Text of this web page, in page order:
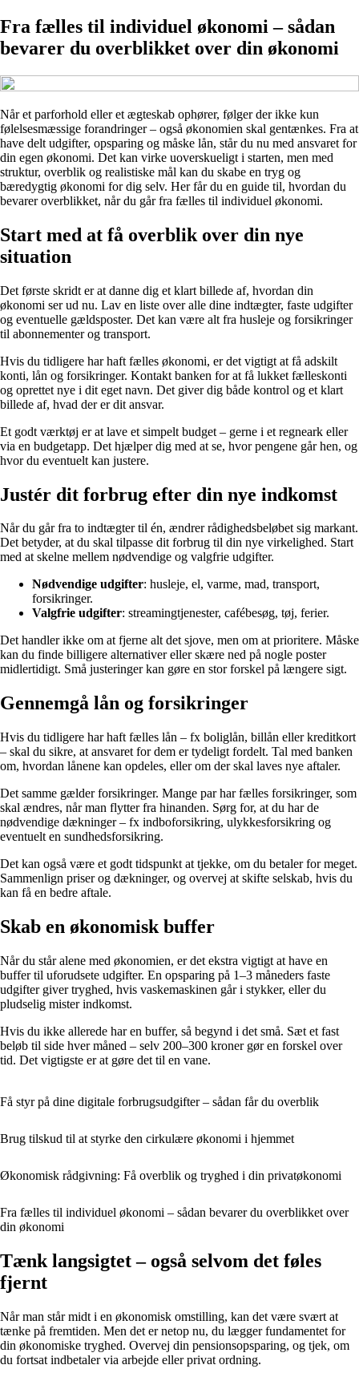
Fra fælles til individuel økonomi – sådan
bevarer du overblikket over din økonomi
Når et parforhold eller et ægteskab ophører, følger der ikke kun
følelsesmæssige forandringer – også økonomien skal gentænkes. Fra at
have delt udgifter, opsparing og måske lån, står du nu med ansvaret for
din egen økonomi. Det kan virke uoverskueligt i starten, men med
struktur, overblik og realistiske mål kan du skabe en tryg og
bæredygtig økonomi for dig selv. Her får du en guide til, hvordan du
bevarer overblikket, når du går fra fælles til individuel økonomi.
Start med at få overblik over din nye
situation
Det første skridt er at danne dig et klart billede af, hvordan din
økonomi ser ud nu. Lav en liste over alle dine indtægter, faste udgifter
og eventuelle gældsposter. Det kan være alt fra husleje og forsikringer
til abonnementer og transport.
Hvis du tidligere har haft fælles økonomi, er det vigtigt at få adskilt
konti, lån og forsikringer. Kontakt banken for at få lukket fælleskonti
og oprettet nye i dit eget navn. Det giver dig både kontrol og et klart
billede af, hvad der er dit ansvar.
Et godt værktøj er at lave et simpelt budget – gerne i et regneark eller
via en budgetapp. Det hjælper dig med at se, hvor pengene går hen, og
hvor du eventuelt kan justere.
Justér dit forbrug efter din nye indkomst
Når du går fra to indtægter til én, ændrer rådighedsbeløbet sig markant.
Det betyder, at du skal tilpasse dit forbrug til din nye virkelighed. Start
med at skelne mellem nødvendige og valgfrie udgifter.
Nødvendige udgifter: husleje, el, varme, mad, transport,
forsikringer.
Valgfrie udgifter: streamingtjenester, cafébesøg, tøj, ferier.
Det handler ikke om at fjerne alt det sjove, men om at prioritere. Måske
kan du finde billigere alternativer eller skære ned på nogle poster
midlertidigt. Små justeringer kan gøre en stor forskel på længere sigt.
Gennemgå lån og forsikringer
Hvis du tidligere har haft fælles lån – fx boliglån, billån eller kreditkort
– skal du sikre, at ansvaret for dem er tydeligt fordelt. Tal med banken
om, hvordan lånene kan opdeles, eller om der skal laves nye aftaler.
Det samme gælder forsikringer. Mange par har fælles forsikringer, som
skal ændres, når man flytter fra hinanden. Sørg for, at du har de
nødvendige dækninger – fx indboforsikring, ulykkesforsikring og
eventuelt en sundhedsforsikring.
Det kan også være et godt tidspunkt at tjekke, om du betaler for meget.
Sammenlign priser og dækninger, og overvej at skifte selskab, hvis du
kan få en bedre aftale.
Skab en økonomisk buffer
Når du står alene med økonomien, er det ekstra vigtigt at have en
buffer til uforudsete udgifter. En opsparing på 1–3 måneders faste
udgifter giver tryghed, hvis vaskemaskinen går i stykker, eller du
pludselig mister indkomst.
Hvis du ikke allerede har en buffer, så begynd i det små. Sæt et fast
beløb til side hver måned – selv 200–300 kroner gør en forskel over
tid. Det vigtigste er at gøre det til en vane.
Få styr på dine digitale forbrugsudgifter – sådan får du overblik
Brug tilskud til at styrke den cirkulære økonomi i hjemmet
Økonomisk rådgivning: Få overblik og tryghed i din privatøkonomi
Fra fælles til individuel økonomi – sådan bevarer du overblikket over
din økonomi
Tænk langsigtet – også selvom det føles
fjernt
Når man står midt i en økonomisk omstilling, kan det være svært at
tænke på fremtiden. Men det er netop nu, du lægger fundamentet for
din økonomiske tryghed. Overvej din pensionsopsparing, og tjek, om
du fortsat indbetaler via arbejde eller privat ordning.